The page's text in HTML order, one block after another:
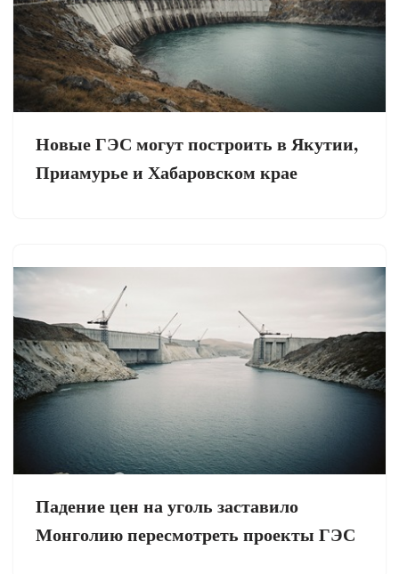
Новые ГЭС могут построить в Якутии,
Приамурье и Хабаровском крае
Падение цен на уголь заставило
Монголию пересмотреть проекты ГЭС